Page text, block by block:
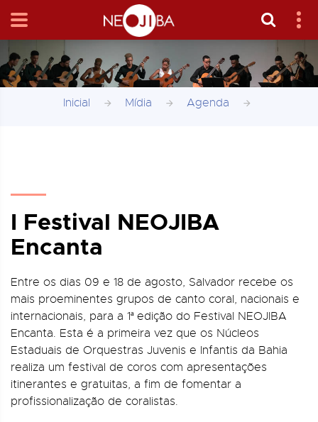
Inicial Mídia Agenda
I Festival NEOJIBA
Encanta
Entre os dias 09 e 18 de agosto, Salvador recebe os
mais proeminentes grupos de canto coral, nacionais e
internacionais, para a 1ª edição do Festival NEOJIBA
Encanta. Esta é a primeira vez que os Núcleos
Estaduais de Orquestras Juvenis e Infantis da Bahia
realiza um festival de coros com apresentações
itinerantes e gratuitas, a fim de fomentar a
profissionalização de coralistas.